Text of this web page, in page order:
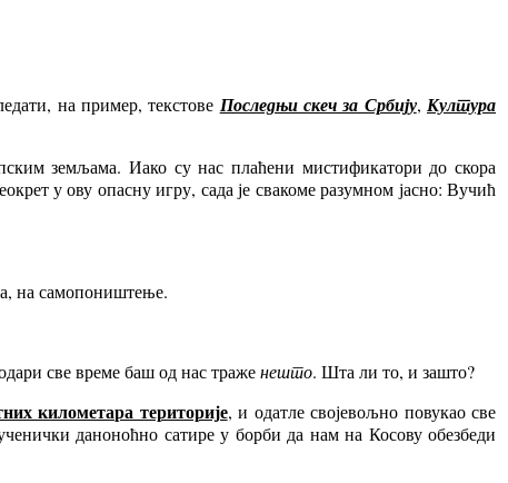
на пример, текстове Последњи скеч за Србију,Култура
земљама. Иако су нас плаћени мистификатори до скора
у ову опасну игру, сада је свакоме разумном јасно: Вучић
на самопоништење.
све време баш од нас траженешто. Шта ли то, и зашто?
километара територије, и одатле својевољно повукао све
даноноћно сатире у борби да нам на Косову обезбеди